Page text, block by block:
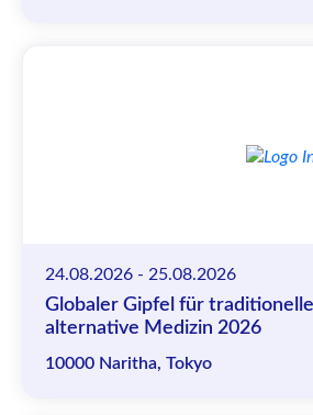
24.08.2026 - 25.08.2026
Globaler Gipfel für
alternative Medizin 2026
10000 Naritha, Tokyo